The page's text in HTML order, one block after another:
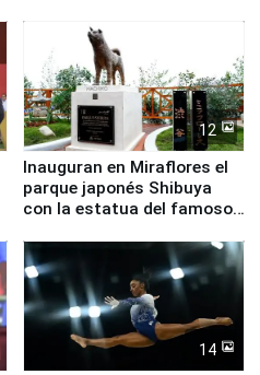
12
Inauguran en Miraflores el
parque japonés Shibuya
con la estatua del famoso
14